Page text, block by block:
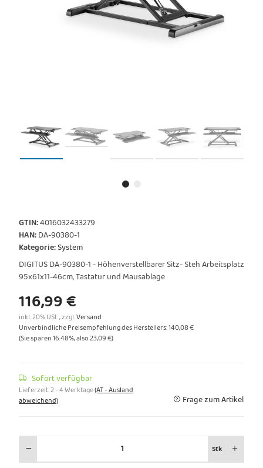
GTIN:4016032433279
HAN:DA-90380-1
Kategorie:System
DIGITUS DA-90380-1 - Höhenverstellbarer Sitz- Steh Arbeitsplatz
95x61x11-46cm, Tastatur und Mausablage
116,99 €
inkl. 20% USt. , zzgl.Versand
Unverbindliche Preisempfehlung des Herstellers:140,08 €
(Sie sparen16.48%, also23,09 €)
Sofort verfügbar
Lieferzeit:2 - 4 Werktage(AT - Ausland
abweichend)
Frage zum Artikel
Stk